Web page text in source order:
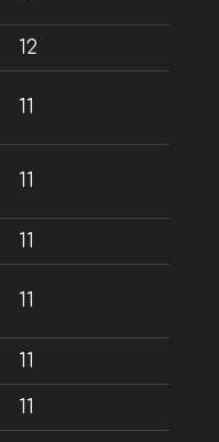
12
11
11
11
11
11
11